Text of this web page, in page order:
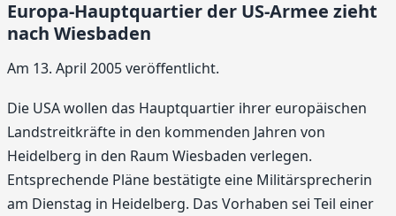
Europa-Hauptquartier der US-Armee zieht
nach Wiesbaden
Am 13. April 2005 veröffentlicht.
Die USA wollen das Hauptquartier ihrer europäischen
Landstreitkräfte in den kommenden Jahren von
Heidelberg in den Raum Wiesbaden verlegen.
Entsprechende Pläne bestätigte eine Militärsprecherin
am Dienstag in Heidelberg. Das Vorhaben sei Teil einer